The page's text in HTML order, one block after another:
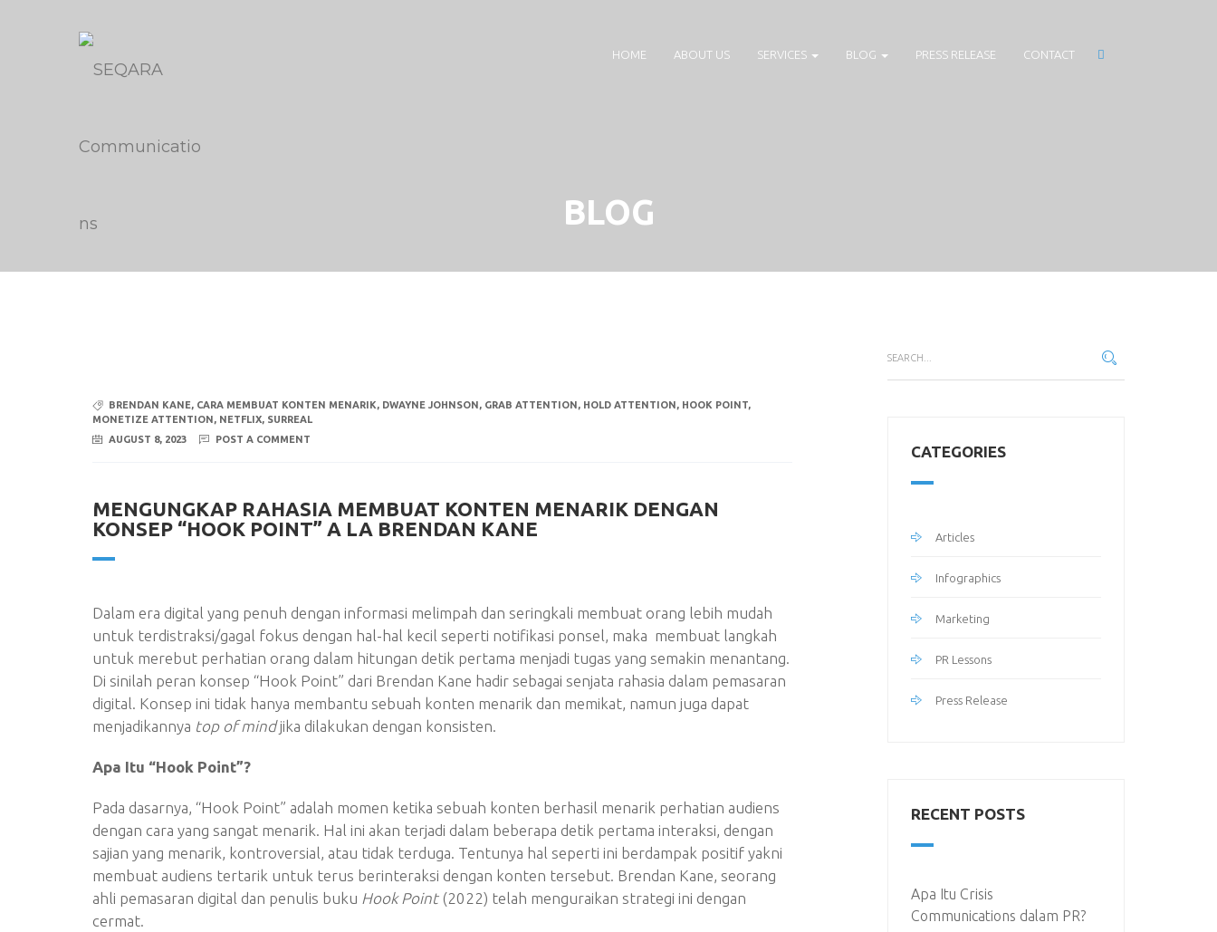
HOME ABOUT US SERVICES BLOG PRESS RELEASE CONTACT
BLOG
BRENDAN KANE, CARA MEMBUAT KONTEN MENARIK, DWAYNE JOHNSON, GRAB ATTENTION, HOLD ATTENTION, HOOK POINT,
MONETIZE ATTENTION, NETFLIX, SURREAL
AUGUST 8, 2023
POST A COMMENT
MENGUNGKAP RAHASIA MEMBUAT KONTEN MENARIK DENGAN
KONSEP “HOOK POINT” A LA BRENDAN KANE
Dalam era digital yang penuh dengan informasi melimpah dan seringkali membuat orang lebih mudah
untuk terdistraksi/gagal fokus dengan hal-hal kecil seperti notifikasi ponsel, maka membuat langkah
untuk merebut perhatian orang dalam hitungan detik pertama menjadi tugas yang semakin menantang.
Di sinilah peran konsep “Hook Point” dari Brendan Kane hadir sebagai senjata rahasia dalam pemasaran
digital. Konsep ini tidak hanya membantu sebuah konten menarik dan memikat, namun juga dapat
menjadikannya top of mindjika dilakukan dengan konsisten.
Apa Itu “Hook Point”?
Pada dasarnya, “Hook Point” adalah momen ketika sebuah konten berhasil menarik perhatian audiens
dengan cara yang sangat menarik. Hal ini akan terjadi dalam beberapa detik pertama interaksi, dengan
sajian yang menarik, kontroversial, atau tidak terduga. Tentunya hal seperti ini berdampak positif yakni
membuat audiens tertarik untuk terus berinteraksi dengan konten tersebut. Brendan Kane, seorang
ahli pemasaran digital dan penulis buku Hook Point(2022) telah menguraikan strategi ini dengan
cermat.
CATEGORIES
Articles
Infographics
Marketing
PR Lessons
Press Release
RECENT POSTS
Apa Itu Crisis
Communications dalam PR?